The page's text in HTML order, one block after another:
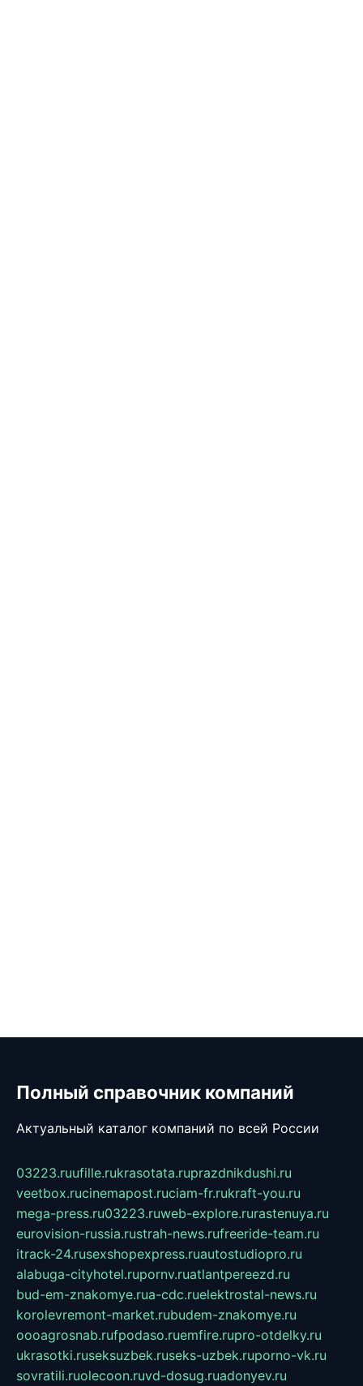
Полный справочник компаний
Актуальный каталог компаний по всей России
03223.ruufille.rukrasotata.ruprazdnikdushi.ru
veetbox.rucinemapost.ruciam-fr.rukraft-you.ru
mega-press.ru03223.ruweb-explore.rurastenuya.ru
eurovision-russia.rustrah-news.rufreeride-team.ru
itrack-24.rusexshopexpress.ruautostudiopro.ru
alabuga-cityhotel.rupornv.ruatlantpereezd.ru
bud-em-znakomye.rua-cdc.ruelektrostal-news.ru
korolevremont-market.rubudem-znakomye.ru
oooagrosnab.rufpodaso.ruemfire.rupro-otdelky.ru
ukrasotki.ruseksuzbek.ruseks-uzbek.ruporno-vk.ru
sovratili.ruolecoon.ruvd-dosug.ruadonyev.ru